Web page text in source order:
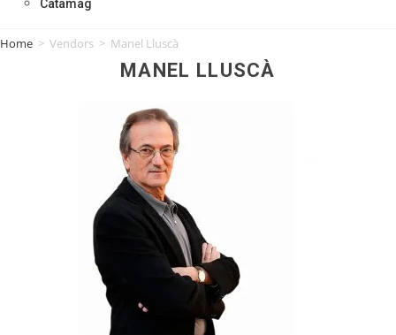
Catamag
Home > Vendors > Manel Lluscà
MANEL LLUSCÀ